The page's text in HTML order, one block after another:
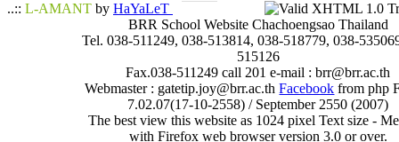
..:: L-AMANT by HaYaLeT
BRR School Website Chachoengsao Thailand
Tel. 038-511249, 038-513814, 038-518779, 038-
515126
Fax.038-511249 call 201 e-mail : brr@brr.ac.th
Webmaster : gatetip.joy@brr.ac.thFacebook from php
7.02.07(17-10-2558) / September 2550 (2007)
The best view this website as 1024 pixel Text size -
with Firefox web browser version 3.0 or over.